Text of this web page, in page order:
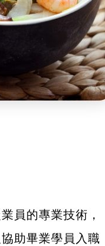
員的專業技術，
助畢業學員入職